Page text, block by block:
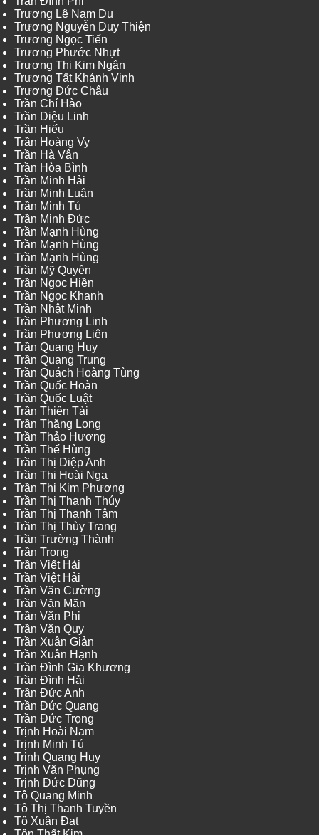
Trương Lê Nam Du
Trương Nguyễn Duy Thiện
Trương Ngọc Tiến
Trương Phước Nhựt
Trương Thị Kim Ngân
Trương Tất Khánh Vinh
Trương Đức Châu
Trần Chí Hào
Trần Diệu Linh
Trần Hiếu
Trần Hoàng Vy
Trần Hà Vân
Trần Hòa Bình
Trần Minh Hải
Trần Minh Luân
Trần Minh Tú
Trần Minh Đức
Trần Mạnh Hùng
Trần Mạnh Hùng
Trần Mạnh Hùng
Trần Mỹ Quyên
Trần Ngọc Hiền
Trần Ngọc Khanh
Trần Nhật Minh
Trần Phương Linh
Trần Phương Liên
Trần Quang Huy
Trần Quang Trung
Trần Quách Hoàng Tùng
Trần Quốc Hoàn
Trần Quốc Luật
Trần Thiện Tài
Trần Thăng Long
Trần Thảo Hương
Trần Thế Hùng
Trần Thị Diệp Anh
Trần Thị Hoài Nga
Trần Thị Kim Phương
Trần Thị Thanh Thúy
Trần Thị Thanh Tâm
Trần Thị Thùy Trang
Trần Trường Thành
Trần Trọng
Trần Viết Hải
Trần Việt Hải
Trần Văn Cường
Trần Văn Mãn
Trần Văn Phi
Trần Văn Quy
Trần Xuân Giản
Trần Xuân Hạnh
Trần Đình Gia Khương
Trần Đình Hải
Trần Đức Anh
Trần Đức Quang
Trần Đức Trọng
Trịnh Hoài Nam
Trịnh Minh Tú
Trịnh Quang Huy
Trịnh Văn Phụng
Trịnh Đức Dũng
Tô Quang Minh
Tô Thị Thanh Tuyền
Tô Xuân Đạt